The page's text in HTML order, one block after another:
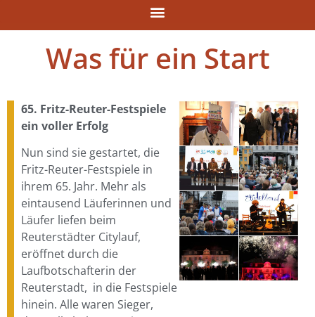
Was für ein Start
65. Fritz-Reuter-Festspiele
ein voller Erfolg
Nun sind sie gestartet, die
Fritz-Reuter-Festspiele in
ihrem 65. Jahr. Mehr als
eintausend Läuferinnen und
Läufer liefen beim
Reuterstädter Citylauf,
eröffnet durch die
Laufbotschafterin der
Reuterstadt, in die Festspiele
hinein. Alle waren Sieger,